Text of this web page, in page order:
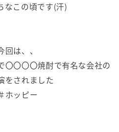
なこの頃です(汗)
は、、
〇〇〇〇焼酎で有名な会社の
をされました
ホッピー